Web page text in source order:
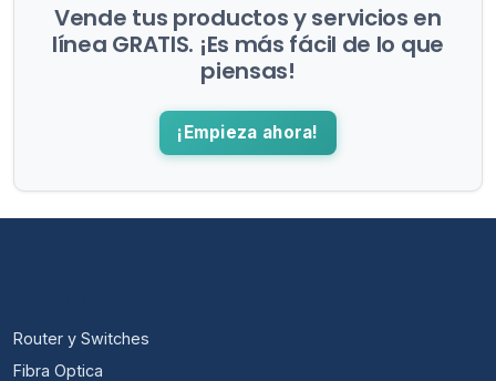
Vende tus productos y servicios en
línea GRATIS. ¡Es más fácil de lo que
piensas!
¡Empieza ahora!
Router y Switches
Fibra Optica